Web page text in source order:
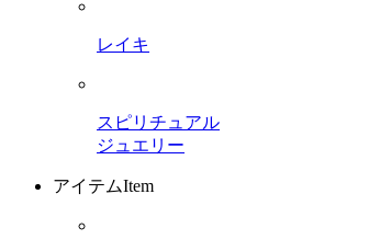
レイキ
スピリチュアル
ジュエリー
アイテムItem